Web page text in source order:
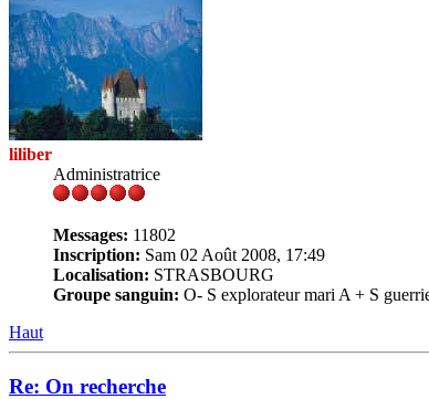
liliber
Administratrice
Messages: 11802
Inscription: Sam 02 Août 2008, 17:49
Localisation: STRASBOURG
Groupe sanguin: O- S explorateur mari A + S
Haut
Re: On recherche